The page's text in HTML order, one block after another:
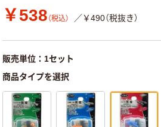
￥538 （税込） ／￥490（税抜き）
販売単位：1セット
商品タイプを選択